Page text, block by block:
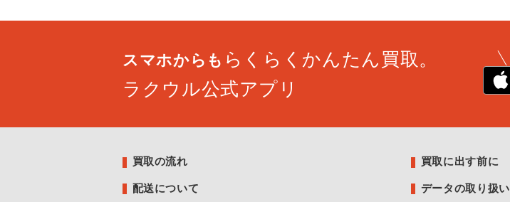
スマホからも らくらくかんたん買取。
ラクウル公式アプリ
買取の流れ
配送について
買取に出す前に
データの取り扱い